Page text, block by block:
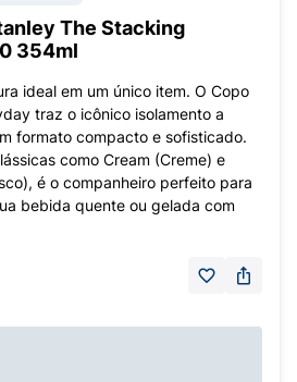
The Stacking
354ml
ideal em um único item. O Copo
traz o icônico isolamento a
formato compacto e sofisticado.
como Cream (Creme) e
é o companheiro perfeito para
bebida quente ou gelada com